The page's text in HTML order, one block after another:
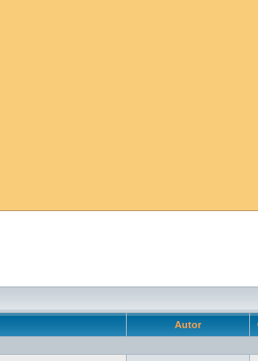
Autor